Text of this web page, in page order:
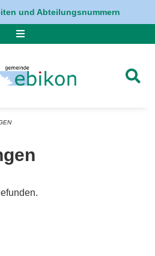
und Abteilungsnummern